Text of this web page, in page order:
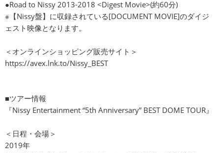
●Road to Nissy 2013-2018 <Digest Movie>(約60分)
※【Nissy盤】に収録されている[DOCUMENT MOVIE]のダイジ
ェスト映像となります。
＜オンラインショッピング販売サイト＞
https://avex.lnk.to/Nissy_BEST
■ツアー情報
『Nissy Entertainment “5th Anniversary” BEST DOME TOUR』
＜日程・会場＞
2019年